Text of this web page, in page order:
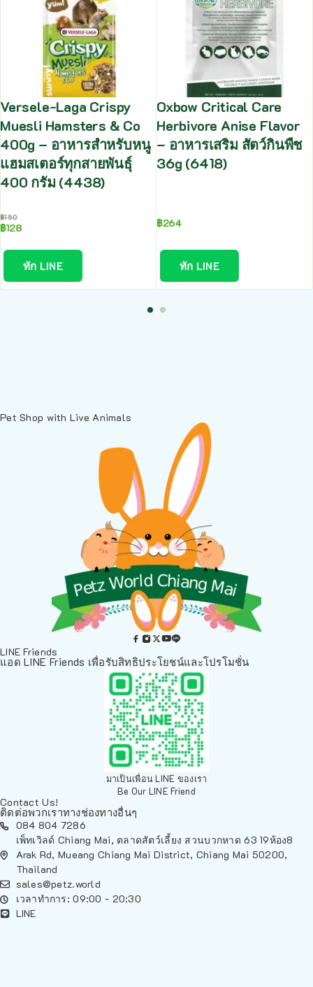
Versele-Laga Crispy
Muesli Hamsters & Co
400g – อาหารสำหรับหนู
แฮมสเตอร์ทุกสายพันธุ์
400 กรัม (4438)
฿150
฿128
ทัก LINE
Oxbow Critical Care
Herbivore Anise Flavor
– อาหารเสริม สัตว์กินพืช
36g (6418)
฿264
ทัก LINE
Pet Shop with Live Animals
LINE Friends
แอด LINE Friends เพื่อรับสิทธิประโยชน์และโปรโมชั่น
มาเป็นเพื่อน LINE ของเรา
Be Our LINE Friend
Contact Us!
ติดต่อพวกเราทางช่องทางอื่นๆ
084 804 7286
เพ็ทเวิลด์ Chiang Mai, ตลาดสัตว์เลี้ยง สวนบวกหาด 63 19ห้อง8
Arak Rd, Mueang Chiang Mai District, Chiang Mai 50200,
Thailand
sales@petz.world
เวลาทำการ: 09:00 - 20:30
LINE